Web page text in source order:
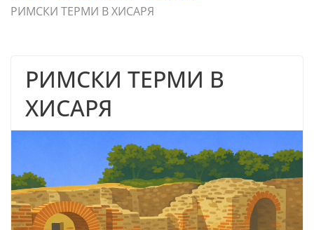
РИМСКИ ТЕРМИ В ХИСАРЯ
РИМСКИ ТЕРМИ В
ХИСАРЯ